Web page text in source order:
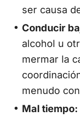
ser causa
Conducir
alcohol u
mermar la
menudo
Mal tiempo: